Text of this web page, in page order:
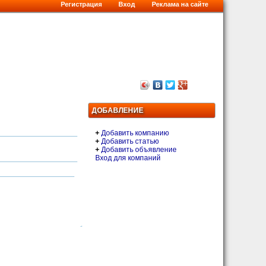
Регистрация Вход Реклама на сайте
ДОБАВЛЕНИЕ
+ Добавить компанию
+ Добавить статью
+ Добавить объявление
Вход для компаний